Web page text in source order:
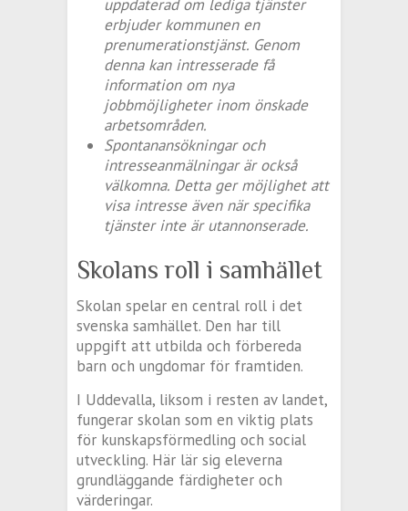
uppdaterad om lediga tjänster
erbjuder kommunen en
prenumerationstjänst. Genom
denna kan intresserade få
information om nya
jobbmöjligheter inom önskade
arbetsområden.
Spontanansökningar och
intresseanmälningar är också
välkomna. Detta ger möjlighet att
visa intresse även när specifika
tjänster inte är utannonserade.
Skolans roll i samhället
Skolan spelar en central roll i det
svenska samhället. Den har till
uppgift att utbilda och förbereda
barn och ungdomar för framtiden.
I Uddevalla, liksom i resten av landet,
fungerar skolan som en viktig plats
för kunskapsförmedling och social
utveckling. Här lär sig eleverna
grundläggande färdigheter och
värderingar.